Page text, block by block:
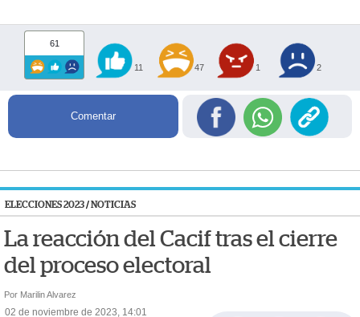
61
11 47 1 2
Comentar
ELECCIONES 2023/NOTICIAS
La reacción del Cacif tras el cierre
del proceso electoral
Por Marilin Alvarez
02 de noviembre de 2023, 14:01